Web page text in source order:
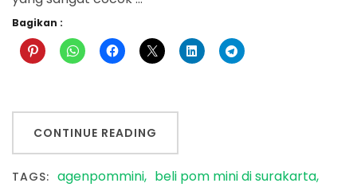
Bagikan :
CONTINUE READING
TAGS: agenpommini
beli pom mini di surakarta